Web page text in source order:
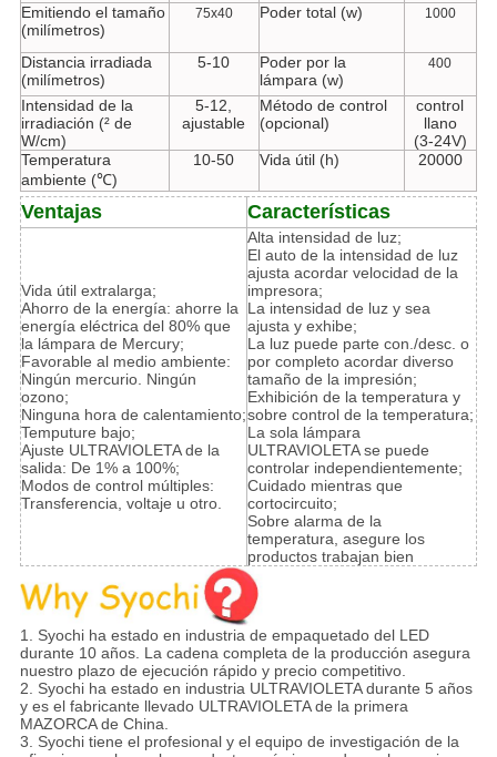
Emitiendo el tamaño
(milímetros)
75x40 Poder total (w) 1000
Distancia irradiada
(milímetros)
5-10
Poder por la
lámpara (w)
400
Intensidad de la
irradiación (² de
W/cm)
5-12,
ajustable
Método de control
(opcional)
control
llano
(3-24V)
Temperatura
ambiente (℃)
10-50 Vida útil (h) 20000
Ventajas Características
Vida útil extralarga;
Ahorro de la energía: ahorre la
energía eléctrica del 80% que
la lámpara de Mercury;
Favorable al medio ambiente:
Ningún mercurio. Ningún
ozono;
Ninguna hora de calentamiento;
Temputure bajo;
Ajuste ULTRAVIOLETA de la
salida: De 1% a 100%;
Modos de control múltiples:
Transferencia, voltaje u otro.
Alta intensidad de luz;
El auto de la intensidad de luz
ajusta acordar velocidad de la
impresora;
La intensidad de luz y sea
ajusta y exhibe;
La luz puede parte con./desc. o
por completo acordar diverso
tamaño de la impresión;
Exhibición de la temperatura y
sobre control de la temperatura;
La sola lámpara
ULTRAVIOLETA se puede
controlar independientemente;
Cuidado mientras que
cortocircuito;
Sobre alarma de la
temperatura, asegure los
productos trabajan bien
1. Syochi ha estado en industria de empaquetado del LED
durante 10 años. La cadena completa de la producción asegura
nuestro plazo de ejecución rápido y precio competitivo.
2. Syochi ha estado en industria ULTRAVIOLETA durante 5 años
y es el fabricante llevado ULTRAVIOLETA de la primera
MAZORCA de China.
3. Syochi tiene el profesional y el equipo de investigación de la